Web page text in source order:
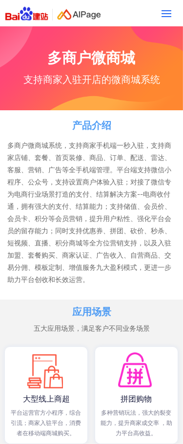
多商户微商城
支持商家入驻开店的微商城系统
产品介绍
多商户微商城系统，支持商家手机端一秒入驻，支持商
家店铺、套餐、首页装修、商品、订单、配送、雷达、
客服、营销、广告等全手机端管理。平台端支持微信小
程序、公众号，支持设置商户体验入驻；对接了微信专
为电商行业场景打造的支付、结算解决方案--电商收付
通，拥有强大的支付、结算能力；支持储值、会员价、
会员卡、积分等会员营销，提升用户粘性、强化平台会
员的留存能力；同时支持优惠券、拼团、砍价、秒杀、
短视频、直播、积分商城等全方位营销支持，以及入驻
加盟、套餐购买、商家认证、广告收入、自营商品、交
易分佣、模板定制、增值服务九大盈利模式，更进一步
助力平台创收和长效运营。
大型线上商超
平台运营官方小程序，综合
引流；商家入驻平台，消费
者在移动端商城购买。
拼团购物
多种营销玩法，强大的裂变
能力，提升商家成交率 ，助
力平台高收益。
应用场景
五大应用场景，满足客户不同业务场景